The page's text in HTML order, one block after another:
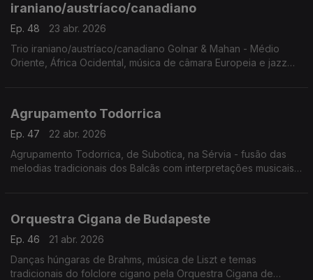
iraniano/austríaco/canadiano
Ep. 48
23 abr. 2026
Trio iraniano/austríaco/canadiano Golnar & Mahan - Médio
Oriente, África Ocidental, música de câmara Europeia e jazz
Agrupamento Todorrica
Ep. 47
22 abr. 2026
Agrupamento Todorrica, de Subotica, na Sérvia - fusão das
melodias tradicionais dos Balcãs com interpretações musicais
Orquestra Cigana de Budapeste
Ep. 46
21 abr. 2026
Danças húngaras de Brahms, música de Liszt e temas
tradicionais do folclore cigano pela Orquestra Cigana de